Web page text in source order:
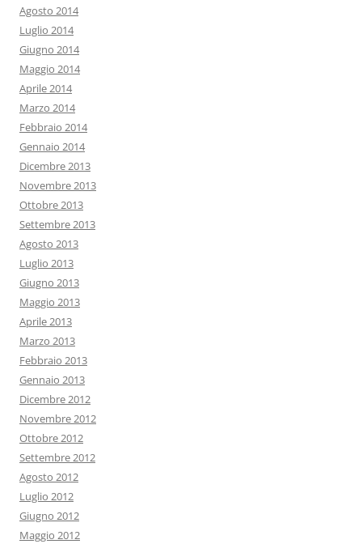
Agosto 2014
Luglio 2014
Giugno 2014
Maggio 2014
Aprile 2014
Marzo 2014
Febbraio 2014
Gennaio 2014
Dicembre 2013
Novembre 2013
Ottobre 2013
Settembre 2013
Agosto 2013
Luglio 2013
Giugno 2013
Maggio 2013
Aprile 2013
Marzo 2013
Febbraio 2013
Gennaio 2013
Dicembre 2012
Novembre 2012
Ottobre 2012
Settembre 2012
Agosto 2012
Luglio 2012
Giugno 2012
Maggio 2012